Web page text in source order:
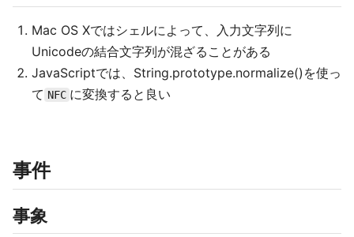
Mac OS Xではシェルによって、入力文字列に
Unicodeの結合文字列が混ざることがある
JavaScriptでは、String.prototype.normalize()を使っ
て NFC に変換すると良い
事件
事象